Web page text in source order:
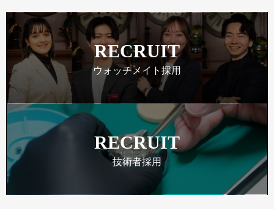
RECRUIT
ウォッチメイト採用
RECRUIT
技術者採用